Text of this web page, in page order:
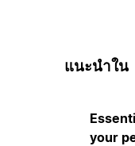
แนะนำใน
your